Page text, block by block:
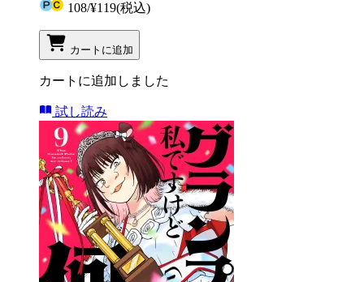
108/¥119(税込)
カートに追加
カートに追加しました
試し読み